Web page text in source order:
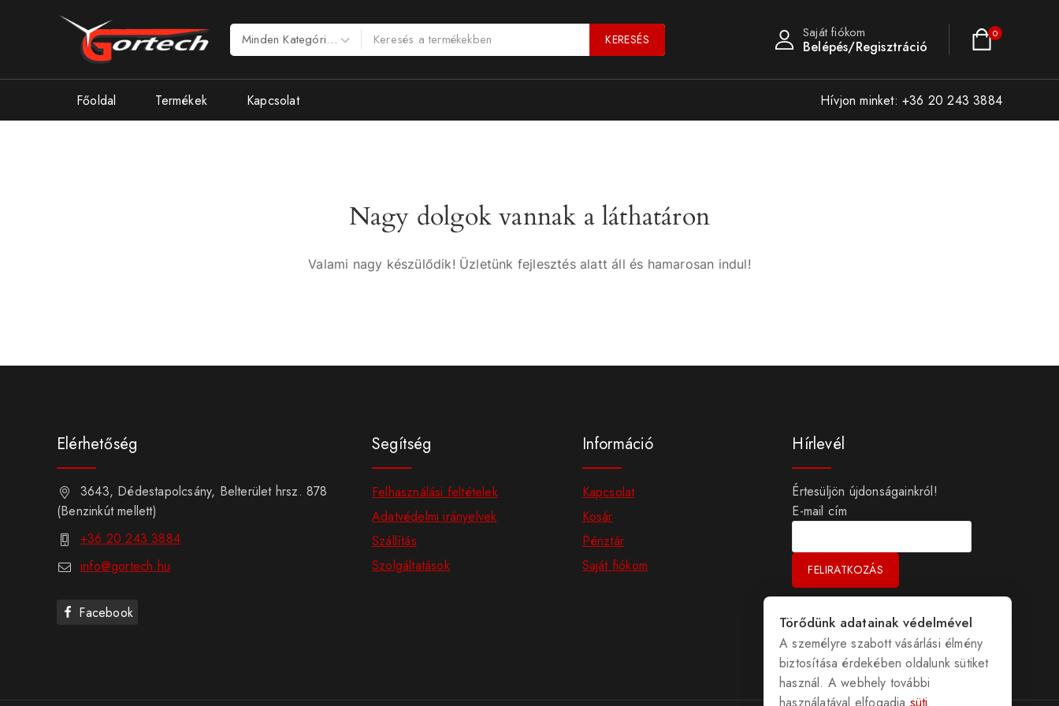
KERESÉS Saját fiókom
Belépés/Regisztráció
0
Főoldal Termékek Kapcsolat Hívjon minket: +36 20 243 3884
Nagy dolgok vannak a láthatáron
Valami nagy készülődik! Üzletünk fejlesztés alatt áll és hamarosan indul!
Elérhetőség
3643, Dédestapolcsány, Belterület hrsz. 878
(Benzinkút mellett)
+36 20 243 3884
info@gortech.hu
Facebook
Segítség
Felhasználási feltételek
Adatvédelmi irányelvek
Szállítás
Szolgáltatások
Információ
Kapcsolat
Kosár
Pénztár
Saját fiókom
Hírlevél
Értesüljön újdonságainkról!
E-mail cím
Törődünk adatainak védelmével
A személyre szabott vásárlási élmény
biztosítása érdekében oldalunk sütiket
használ. A webhely további